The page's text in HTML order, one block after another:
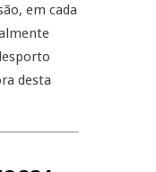
em cada
desta